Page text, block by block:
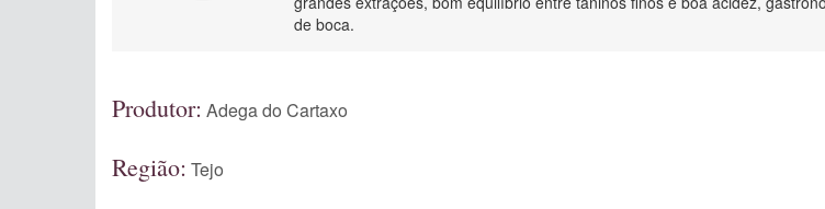
de boca.
Produtor: Adega do Cartaxo
Região: Tejo